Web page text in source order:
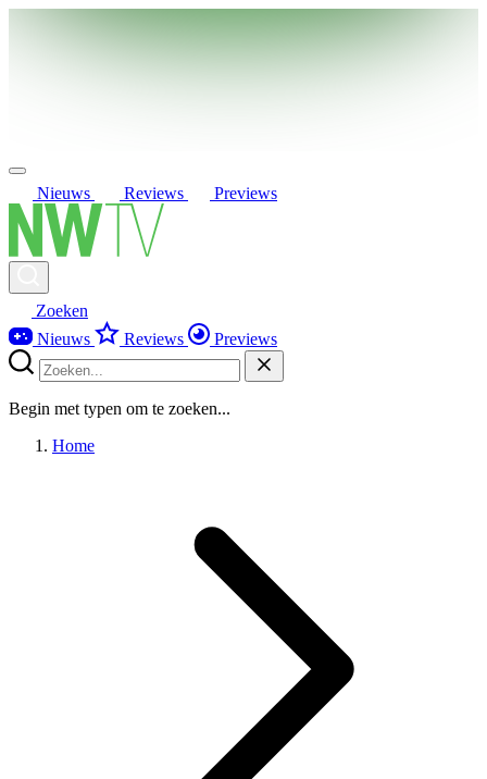
Nieuws Reviews Previews
Zoeken
Nieuws
Reviews Previews
Begin met typen om te zoeken...
Home